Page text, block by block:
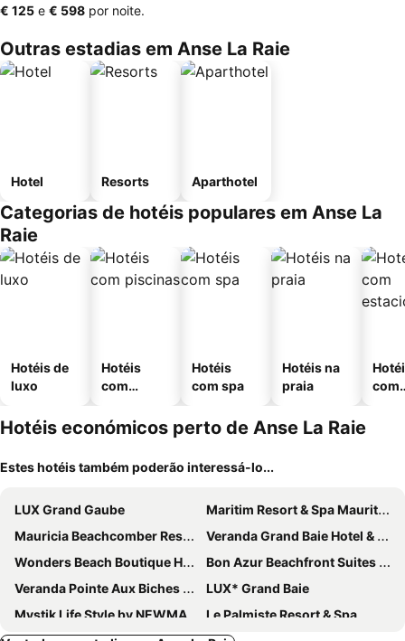
‎€ 125 e ‎€ 598 por noite.
Outras estadias em Anse La Raie
Hotel Resorts Aparthotel
Categorias de hotéis populares em Anse La
Raie
Hotéis de
luxo
Hotéis
com
Hotéis
com spa
Hotéis na
praia
com
Hotéis económicos perto de Anse La Raie
Estes hotéis também poderão interessá-lo...
LUX Grand Gaube
Maritim Resort & Spa Mauritius
Mauricia Beachcomber Resort & Spa
Veranda Grand Baie Hotel & Spa
Wonders Beach Boutique Hotel
Bon Azur Beachfront Suites & Penthouses with LOV
Veranda Pointe Aux Biches Hotel
LUX* Grand Baie
Mystik Life Style by NEWMARK
Le Palmiste Resort & Spa